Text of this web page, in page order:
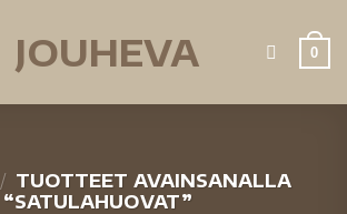
0
/ TUOTTEET AVAINSANALLA
“SATULAHUOVAT”